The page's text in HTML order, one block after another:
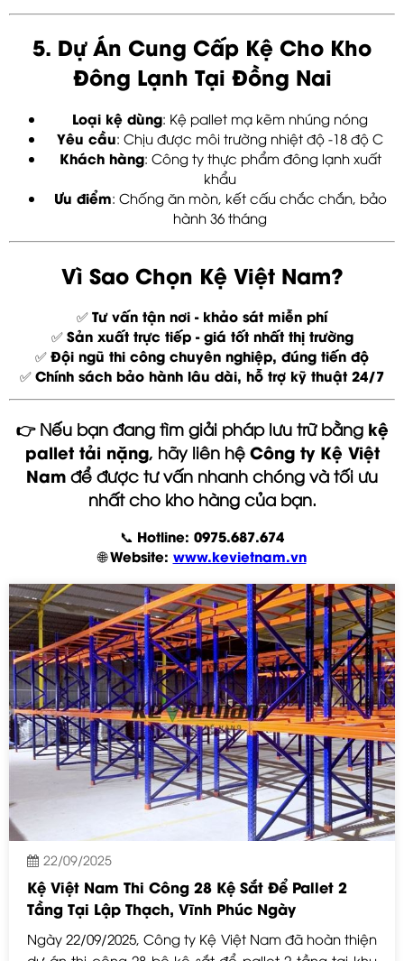
5. Dự Án Cung Cấp Kệ Cho Kho
Đông Lạnh Tại Đồng Nai
Loại kệ dùng: Kệ pallet mạ kẽm nhúng nóng
Yêu cầu: Chịu được môi trường nhiệt độ -18 độ C
Khách hàng: Công ty thực phẩm đông lạnh xuất
khẩu
Ưu điểm: Chống ăn mòn, kết cấu chắc chắn, bảo
hành 36 tháng
Vì Sao Chọn Kệ Việt Nam?
✅ Tư vấn tận nơi - khảo sát miễn phí
✅ Sản xuất trực tiếp - giá tốt nhất thị trường
✅ Đội ngũ thi công chuyên nghiệp, đúng tiến độ
✅ Chính sách bảo hành lâu dài, hỗ trợ kỹ thuật 24/7
👉 Nếu bạn đang tìm giải pháp lưu trữ bằng kệ
pallet tải nặng, hãy liên hệ Công ty Kệ Việt
Nam để được tư vấn nhanh chóng và tối ưu
nhất cho kho hàng của bạn.
📞 Hotline: 0975.687.674
🌐Website: www.kevietnam.vn
22/09/2025
Kệ Việt Nam Thi Công 28 Kệ Sắt Để Pallet 2
Tầng Tại Lập Thạch, Vĩnh Phúc Ngày
22/09/2025
Ngày 22/09/2025, Công ty Kệ Việt Nam đã hoàn thiện